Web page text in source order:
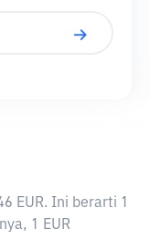
EUR. Ini berarti 1
1 EUR